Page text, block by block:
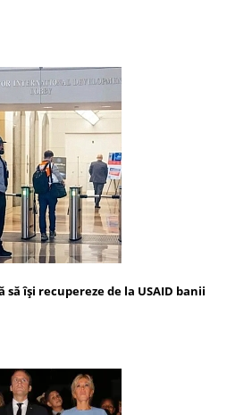
își recupereze de la USAID banii